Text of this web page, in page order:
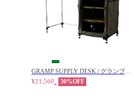
GRAMP SUPPLY DESK / グランプ サプライ デスク / HERMOSA / ハモサ
¥21,560 30%OFF